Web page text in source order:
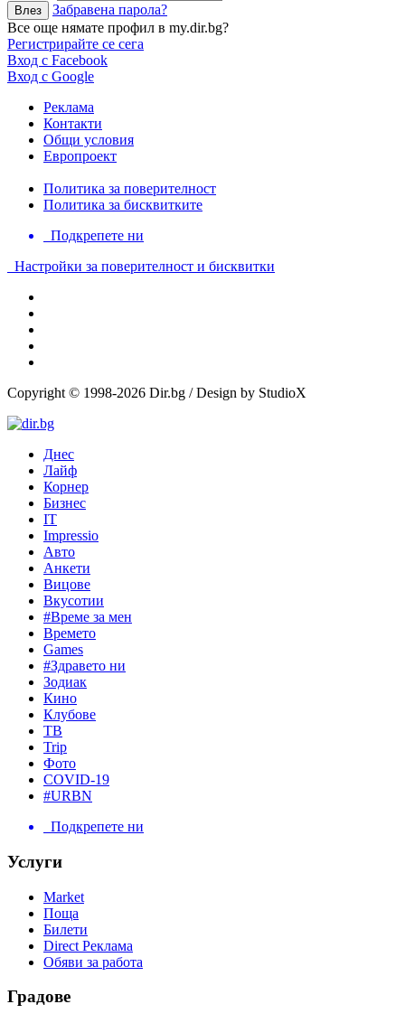
Забравена парола?
Все още нямате профил в my.dir.bg?
Регистрирайте се сега
Вход с Facebook
Вход с Google
Реклама
Контакти
Общи условия
Европроект
Политика за поверителност
Политика за бисквитките
Подкрепете ни
Настройки за поверителност и бисквитки
Copyright © 1998-2026 Dir.bg / Design by StudioX
Днес
Лайф
Корнер
Бизнес
IT
Impressio
Авто
Анкети
Вицове
Вкусотии
#Време за мен
Времето
Games
#Здравето ни
Зодиак
Кино
Клубове
ТВ
Trip
Фото
COVID-19
#URBN
Подкрепете ни
Услуги
Market
Поща
Билети
Direct Реклама
Обяви за работа
Градове